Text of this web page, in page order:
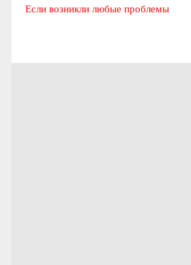
Если возникли любые проблемы